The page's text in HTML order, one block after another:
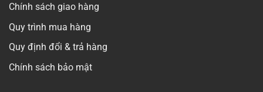
Chính sách giao hàng
Quy trình mua hàng
Quy định đổi & trả hàng
Chính sách bảo mật